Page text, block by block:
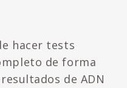
hacer tests
de forma
de ADN